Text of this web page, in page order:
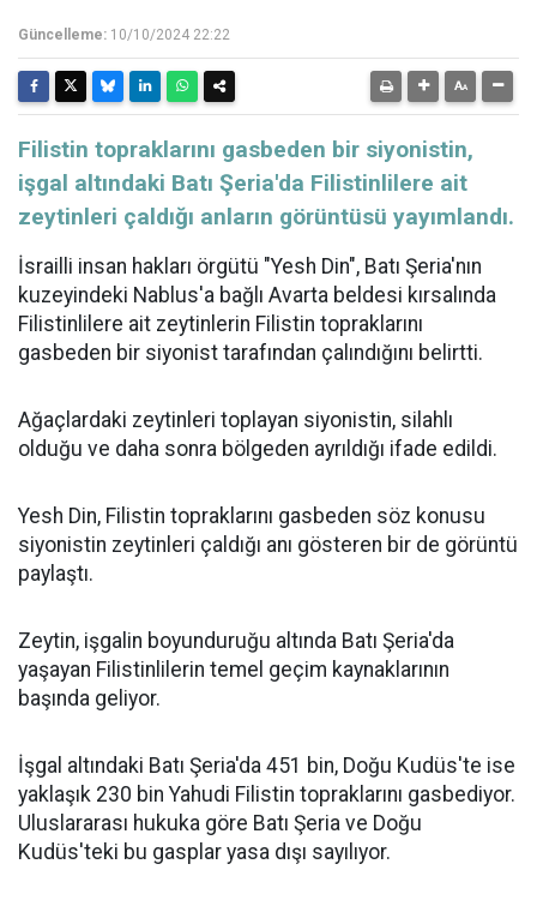
Güncelleme: 10/10/2024 22:22
Filistin topraklarını gasbeden bir siyonistin,
işgal altındaki Batı Şeria'da Filistinlilere ait
zeytinleri çaldığı anların görüntüsü yayımlandı.
İsrailli insan hakları örgütü "Yesh Din", Batı Şeria'nın
kuzeyindeki Nablus'a bağlı Avarta beldesi kırsalında
Filistinlilere ait zeytinlerin Filistin topraklarını
gasbeden bir siyonist tarafından çalındığını belirtti.
Ağaçlardaki zeytinleri toplayan siyonistin, silahlı
olduğu ve daha sonra bölgeden ayrıldığı ifade edildi.
Yesh Din, Filistin topraklarını gasbeden söz konusu
siyonistin zeytinleri çaldığı anı gösteren bir de görüntü
paylaştı.
Zeytin, işgalin boyunduruğu altında Batı Şeria'da
yaşayan Filistinlilerin temel geçim kaynaklarının
başında geliyor.
İşgal altındaki Batı Şeria'da 451 bin, Doğu Kudüs'te ise
yaklaşık 230 bin Yahudi Filistin topraklarını gasbediyor.
Uluslararası hukuka göre Batı Şeria ve Doğu
Kudüs'teki bu gasplar yasa dışı sayılıyor.